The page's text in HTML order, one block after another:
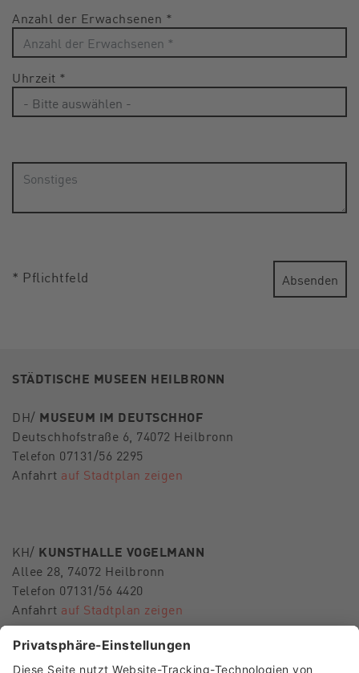
Anzahl der Erwachsenen *
Uhrzeit *
* Pflichtfeld Absenden
STÄDTISCHE MUSEEN HEILBRONN
DH/ MUSEUM IM DEUTSCHHOF
Deutschhofstraße 6, 74072 Heilbronn
Telefon 07131/56 2295
Anfahrt auf Stadtplan zeigen
KH/ KUNSTHALLE VOGELMANN
Allee 28, 74072 Heilbronn
Telefon 07131/56 4420
Anfahrt auf Stadtplan zeigen
E-Mailmuseen-hn@heilbronn.de